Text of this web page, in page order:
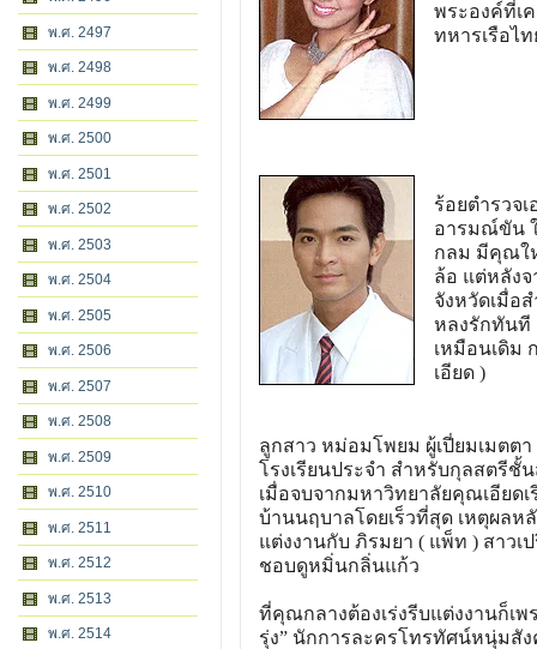
พ.ศ. 2497
พ.ศ. 2498
พ.ศ. 2499
พ.ศ. 2500
พ.ศ. 2501
พ.ศ. 2502
พ.ศ. 2503
พ.ศ. 2504
พ.ศ. 2505
พ.ศ. 2506
พ.ศ. 2507
พ.ศ. 2508
พ.ศ. 2509
พ.ศ. 2510
พ.ศ. 2511
พ.ศ. 2512
พ.ศ. 2513
พ.ศ. 2514
พระองค์ที่เ
ทหารเรือไ
ร้อยตำรวจ
อารมณ์ขัน
กลม มีคุณใ
ล้อ แต่หลัง
จังหวัดเมื่อ
หลงรักทันที
เหมือนเดิม
เอียด )
ลูกสาว หม่อมโพยม ผู้เปี่ยมเมตต
โรงเรียนประจำ สำหรับกุลสตรี
เมื่อจบจากมหาวิทยาลัยคุณเอีย
บ้านนฤบาลโดยเร็วที่สุด เหตุผล
แต่งงานกับ ภิรมยา ( แพ็ท ) สาว
ชอบดูหมิ่นกลิ่นแก้ว
ที่คุณกลางต้องเร่งรีบแต่งงานก็เ
รุ่ง” นักการละครโทรทัศน์หนุ่มสั